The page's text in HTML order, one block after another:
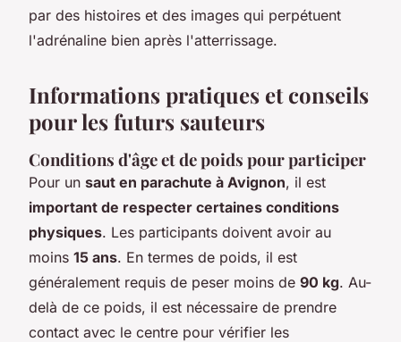
par des histoires et des images qui perpétuent
l'adrénaline bien après l'atterrissage.
Informations pratiques et conseils
pour les futurs sauteurs
Conditions d'âge et de poids pour participer
Pour un saut en parachute à Avignon, il est
important de respecter certaines conditions
physiques. Les participants doivent avoir au
moins 15 ans. En termes de poids, il est
généralement requis de peser moins de 90 kg. Au-
delà de ce poids, il est nécessaire de prendre
contact avec le centre pour vérifier les